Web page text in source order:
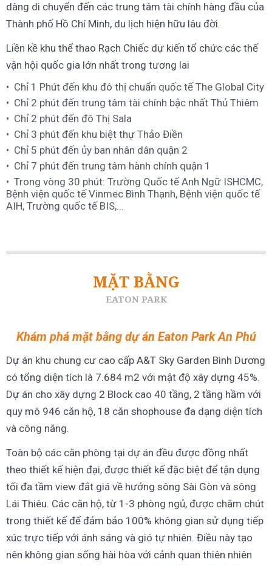
dàng di chuyển đến các trung tâm tài chính hàng đầu của
Thành phố Hồ Chí Minh, du lịch hiện hữu lâu đời.
Liền kề khu thể thao Rạch Chiếc dự kiến tổ chức các thế
vận hội quốc gia lớn nhất trong tương lai
Chỉ 1 Phút đến khu đô thị chuẩn quốc tế The Global City
Chỉ 2 phút đến trung tâm tài chính bậc nhất Thủ Thiêm
Chỉ 2 phút đến đô Thị Sala
Chỉ 3 phút đến khu biệt thự Thảo Điền
Chỉ 5 phút đến ủy ban nhân dân quận 2
Chỉ 7 phút đến trung tâm hành chính quận 1
Trong vòng 30 phút: Trường Quốc tế Anh Ngữ ISHCMC,
Bệnh viện quốc tế Vinmec Bình Thạnh, Bệnh viện quốc tế
AIH, Trường quốc tế BIS,...
MẶT BẰNG
EATON PARK
Khám phá mặt bằng dự án Eaton Park An Phú
Dự án khu chung cư cao cấp A&T Sky Garden Bình Dương
có tổng diện tích là 7.684 m2 với mật độ xây dựng 45%.
Dự án cho xây dựng 2 Block cao 40 tầng, 2 tầng hầm với
quy mô 946 căn hộ, 18 căn shophouse đa dạng diện tích
và công năng.
Toàn bộ các căn phòng tại dự án đều được đồng nhất
theo thiết kế hiện đại, được thiết kế đặc biệt để tận dụng
tối đa tầm view đắt giá về hướng sông Sài Gòn và sông
Lái Thiêu. Các căn hộ, từ 1-3 phòng ngủ, được chăm chút
trong thiết kế để đảm bảo 100% không gian sử dụng tiếp
xúc trực tiếp với ánh sáng và gió tự nhiên. Điều này tạo
nên không gian sống hài hòa với cảnh quan thiên nhiên